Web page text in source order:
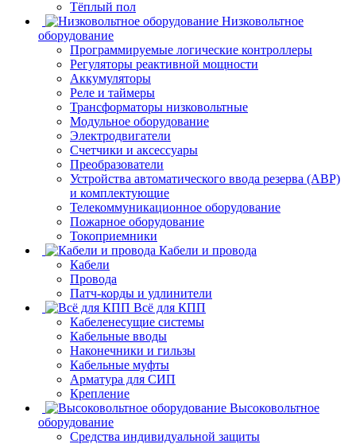
Тёплый пол
Низковольтное
оборудование
Программируемые логические контроллеры
Регуляторы реактивной мощности
Аккумуляторы
Реле и таймеры
Трансформаторы низковольтные
Модульное оборудование
Электродвигатели
Счетчики и аксессуары
Преобразователи
Устройства автоматического ввода резерва (АВР)
и комплектующие
Телекоммуникационное оборудование
Пожарное оборудование
Токоприемники
Кабели и провода
Кабели
Провода
Патч-корды и удлинители
Всё для КПП
Кабеленесущие системы
Кабельные вводы
Наконечники и гильзы
Кабельные муфты
Арматура для СИП
Крепление
Высоковольтное
оборудование
Средства индивидуальной защиты